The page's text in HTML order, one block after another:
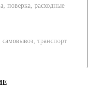
поверка, расходные
транспорт